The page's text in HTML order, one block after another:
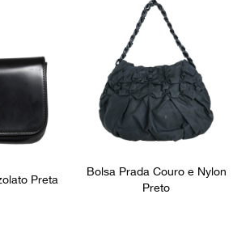
Preta
Bolsa Prada Couro e Nylon
Preto